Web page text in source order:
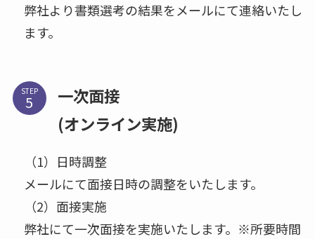
弊社より書類選考の結果をメールにて連絡いたし
ます。
STEP
一次面接
(オンライン実施)
（1）日時調整
メールにて面接日時の調整をいたします。
（2）面接実施
弊社にて一次面接を実施いたします。※所要時間